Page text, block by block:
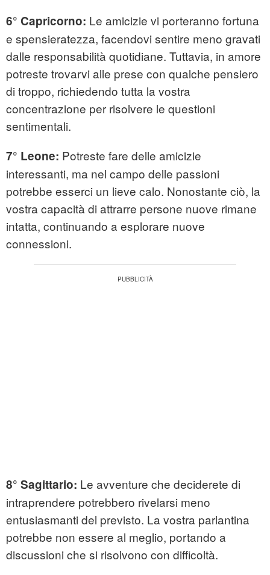
6° Capricorno: Le amicizie vi porteranno fortuna
e spensieratezza, facendovi sentire meno gravati
dalle responsabilità quotidiane. Tuttavia, in amore
potreste trovarvi alle prese con qualche pensiero
di troppo, richiedendo tutta la vostra
concentrazione per risolvere le questioni
sentimentali.
7° Leone: Potreste fare delle amicizie
interessanti, ma nel campo delle passioni
potrebbe esserci un lieve calo. Nonostante ciò, la
vostra capacità di attrarre persone nuove rimane
intatta, continuando a esplorare nuove
connessioni.
8° Sagittario: Le avventure che deciderete di
intraprendere potrebbero rivelarsi meno
entusiasmanti del previsto. La vostra parlantina
potrebbe non essere al meglio, portando a
discussioni che si risolvono con difficoltà.